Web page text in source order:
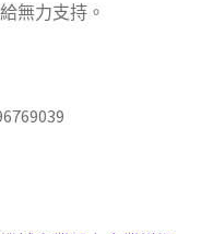
無力支持。